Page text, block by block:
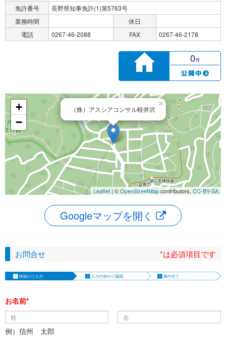
免許番号
長野県知事免許(1)第5763号
業務時間
休日
電話
0267-46-2088 FAX 0267-46-2178
0件
（株）アスシアコンサル軽井沢
×
+
−
Leaflet| ©OpenStreetMapcontributors, CC-BY-SA
Googleマップを開く
お問合せ *は必須項目です
お名前*
例）信州 太郎